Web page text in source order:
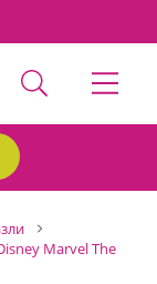
Marvel The